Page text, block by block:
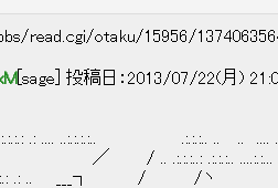
read.cgi/otaku/15956/
[sage] 投稿日：2013/07/22(月)
.: .... ..:.:.:.:.. .:.:.:.. .. .. ....
/ .. .:.:.:..: .:.:.:.. ....:.:...
.: .. ___┐ / /ヽ